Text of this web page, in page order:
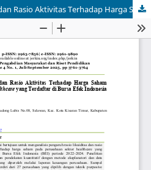
Pengaruh Rasio Likuiditas dan Rasio Aktivitas Terhadap Harga Saham Pada Perusahaan Sektor Healthcare yang Terdaftar di Bursa Efek Indonesia Pada Tahun 2022-2024